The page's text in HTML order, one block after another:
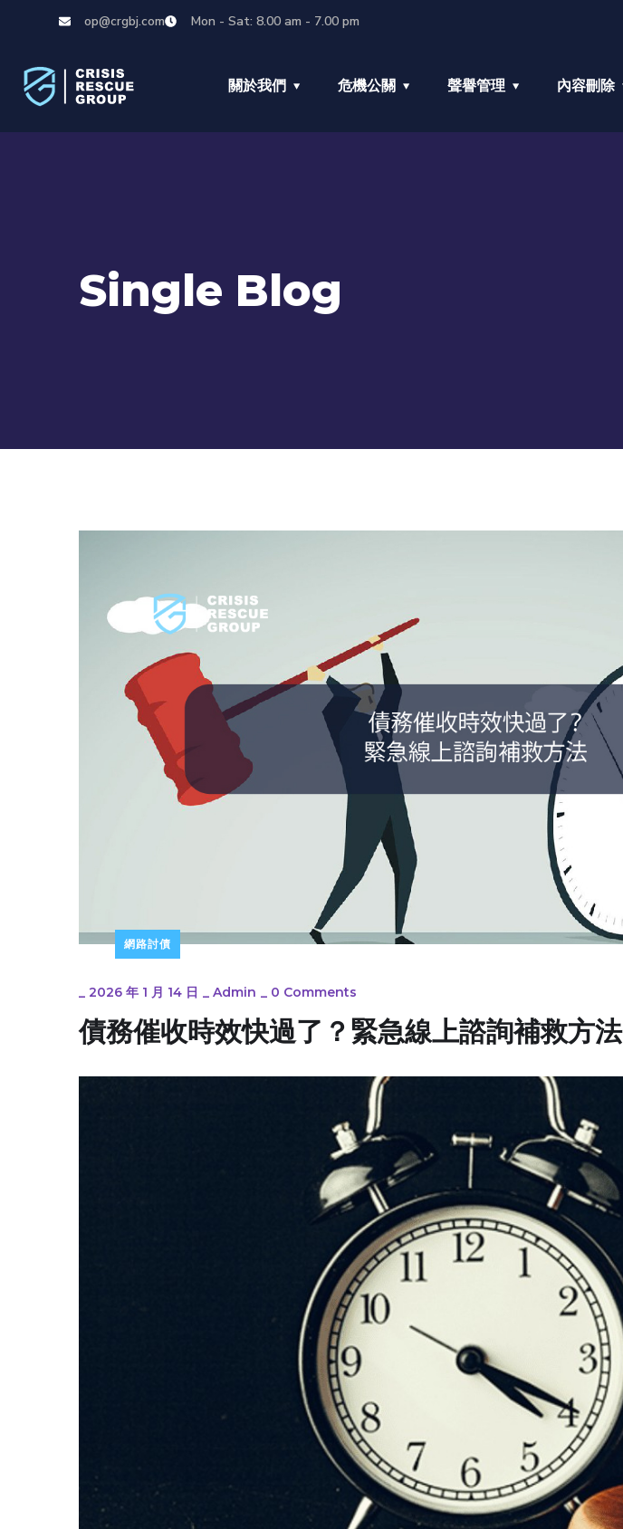
op@crgbj.com Mon - Sat: 8.00 am - 7.00 pm
關於我們 危機公關 聲譽管理 內容刪除
Single Blog
網路討債
_ 2026 年 1 月 14 日 _ Admin _ 0 Comments
債務催收時效快過了？緊急線上諮詢補救方法